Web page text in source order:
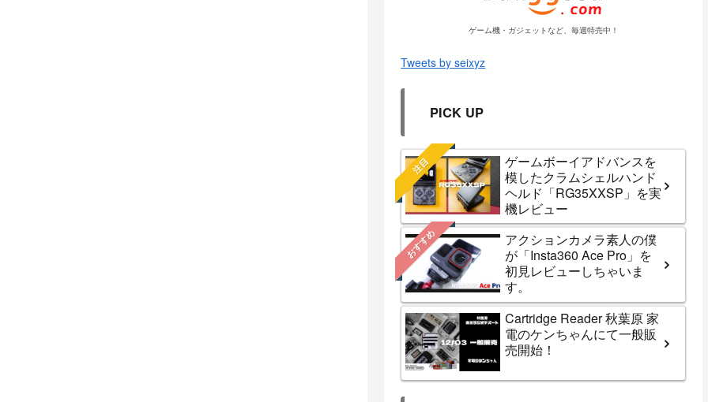
ゲーム機・ガジェットなど、毎週特売中！
Tweets by seixyz
PICK UP
注目
ゲームボーイアドバンスを
模したクラムシェルハンド
ヘルド「RG35XXSP」を実
機レビュー
おすすめ
アクションカメラ素人の僕
が「Insta360 Ace Pro」を
初見レビューしちゃいま
す。
Cartridge Reader 秋葉原 家
電のケンちゃんにて一般販
売開始！